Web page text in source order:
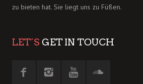
zu bieten hat. Sie liegt uns zu Füßen.
LET´S GET IN TOUCH